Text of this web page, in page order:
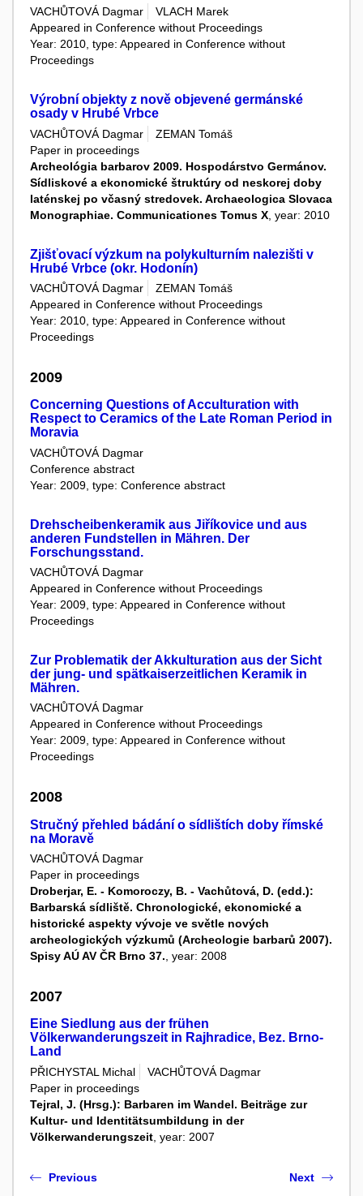
VACHŮTOVÁ Dagmar
VLACH Marek
Appeared in Conference without Proceedings
Year: 2010, type: Appeared in Conference without
Proceedings
Výrobní objekty z nově objevené germánské
osady v Hrubé Vrbce
VACHŮTOVÁ Dagmar
ZEMAN Tomáš
Paper in proceedings
Archeológia barbarov 2009. Hospodárstvo Germánov.
Sídliskové a ekonomické štruktúry od neskorej doby
laténskej po včasný stredovek. Archaeologica Slovaca
Monographiae. Communicationes Tomus X , year: 2010
Zjišťovací výzkum na polykulturním nalezišti v
Hrubé Vrbce (okr. Hodonín)
VACHŮTOVÁ Dagmar
ZEMAN Tomáš
Appeared in Conference without Proceedings
Year: 2010, type: Appeared in Conference without
Proceedings
2009
Concerning Questions of Acculturation with
Respect to Ceramics of the Late Roman Period in
Moravia
VACHŮTOVÁ Dagmar
Conference abstract
Year: 2009, type: Conference abstract
Drehscheibenkeramik aus Jiříkovice und aus
anderen Fundstellen in Mähren. Der
Forschungsstand.
VACHŮTOVÁ Dagmar
Appeared in Conference without Proceedings
Year: 2009, type: Appeared in Conference without
Proceedings
Zur Problematik der Akkulturation aus der Sicht
der jung- und spätkaiserzeitlichen Keramik in
Mähren.
VACHŮTOVÁ Dagmar
Appeared in Conference without Proceedings
Year: 2009, type: Appeared in Conference without
Proceedings
2008
Stručný přehled bádání o sídlištích doby římské
na Moravě
VACHŮTOVÁ Dagmar
Paper in proceedings
Droberjar, E. - Komoroczy, B. - Vachůtová, D. (edd.):
Barbarská sídliště. Chronologické, ekonomické a
historické aspekty vývoje ve světle nových
archeologických výzkumů (Archeologie barbarů 2007).
Spisy AÚ AV ČR Brno 37. , year: 2008
2007
Eine Siedlung aus der frühen
Völkerwanderungszeit in Rajhradice, Bez. Brno-
Land
PŘICHYSTAL Michal
VACHŮTOVÁ Dagmar
Paper in proceedings
Tejral, J. (Hrsg.): Barbaren im Wandel. Beiträge zur
Kultur- und Identitätsumbildung in der
Völkerwanderungszeit , year: 2007
Previous Next